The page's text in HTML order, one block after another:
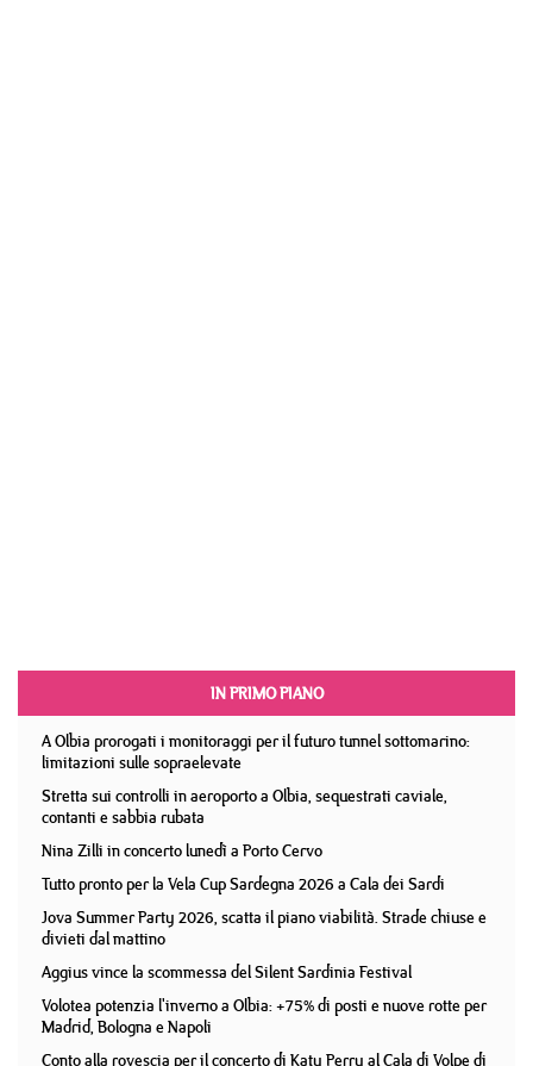
IN PRIMO PIANO
A Olbia prorogati i monitoraggi per il futuro tunnel sottomarino:
limitazioni sulle sopraelevate
Stretta sui controlli in aeroporto a Olbia, sequestrati caviale,
contanti e sabbia rubata
Nina Zilli in concerto lunedì a Porto Cervo
Tutto pronto per la Vela Cup Sardegna 2026 a Cala dei Sardi
Jova Summer Party 2026, scatta il piano viabilità. Strade chiuse e
divieti dal mattino
Aggius vince la scommessa del Silent Sardinia Festival
Volotea potenzia l'inverno a Olbia: +75% di posti e nuove rotte per
Madrid, Bologna e Napoli
Conto alla rovescia per il concerto di Katy Perry al Cala di Volpe di